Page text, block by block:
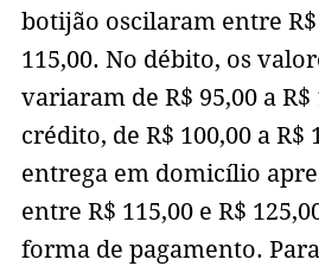
botijão oscilaram entre R$
115,00. No débito, os
variaram de R$ 95,00 a R$
crédito, de R$ 100,00 a R$
entrega em domicílio
entre R$ 115,00 e R$
forma de pagamento.